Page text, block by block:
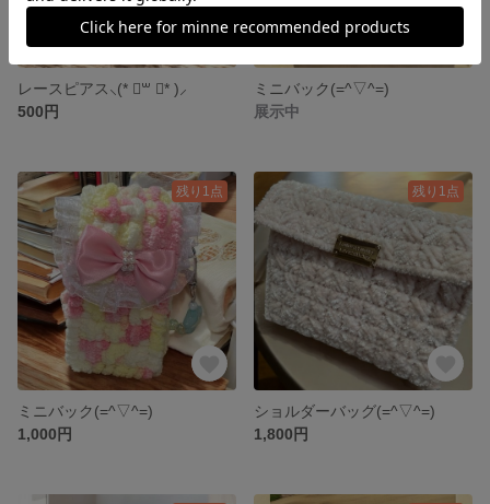
レースピアス⸜(* ॑꒳ ॑* )⸝
500円
ミニバック(=^▽^=)
展示中
残り1点
ミニバック(=^▽^=)
1,000円
残り1点
ショルダーバッグ(=^▽^=)
1,800円